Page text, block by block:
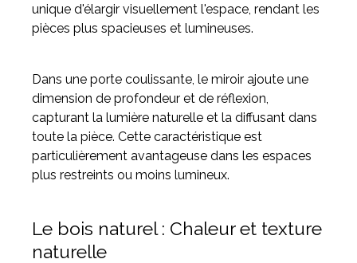
unique d'élargir visuellement l'espace, rendant les
pièces plus spacieuses et lumineuses.
Dans une porte coulissante, le miroir ajoute une
dimension de profondeur et de réflexion,
capturant la lumière naturelle et la diffusant dans
toute la pièce. Cette caractéristique est
particulièrement avantageuse dans les espaces
plus restreints ou moins lumineux.
Le bois naturel : Chaleur et texture
naturelle